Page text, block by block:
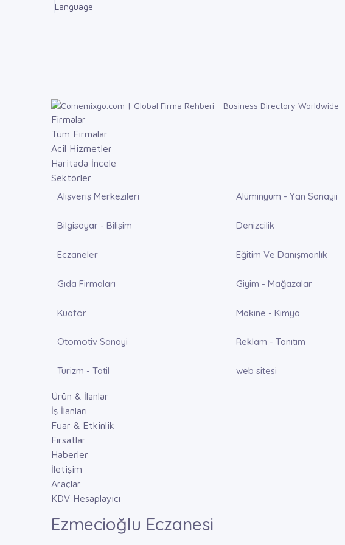
Language
Firmalar
Tüm Firmalar
Acil Hizmetler
Haritada İncele
Sektörler
Alışveriş Merkezileri Alüminyum - Yan Sanayii
Bilgisayar - Bilişim Denizcilik
Eczaneler Eğitim Ve Danışmanlık
Gıda Firmaları Giyim - Mağazalar
Kuaför Makine - Kimya
Otomotiv Sanayi Reklam - Tanıtım
Turizm - Tatil web sitesi
Ürün & İlanlar
İş İlanları
Fuar & Etkinlik
Fırsatlar
Haberler
İletişim
Araçlar
KDV Hesaplayıcı
Ezmecioğlu Eczanesi